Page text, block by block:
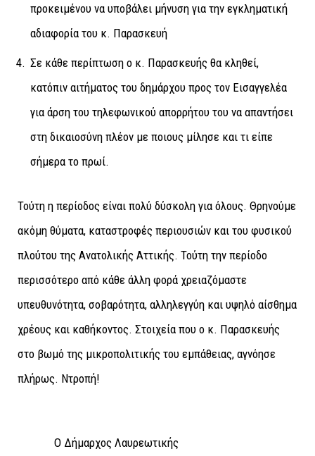
προκειμένου να υποβάλει μήνυση για την εγκληματική
αδιαφορία του κ. Παρασκευή
Σε κάθε περίπτωση ο κ. Παρασκευής θα κληθεί,
κατόπιν αιτήματος του δημάρχου προς τον Εισαγγελέα
για άρση του τηλεφωνικού απορρήτου του να απαντήσει
στη δικαιοσύνη πλέον με ποιους μίλησε και τι είπε
σήμερα το πρωί.
Τούτη η περίοδος είναι πολύ δύσκολη για όλους. Θρηνούμε
ακόμη θύματα, καταστροφές περιουσιών και του φυσικού
πλούτου της Ανατολικής Αττικής. Τούτη την περίοδο
περισσότερο από κάθε άλλη φορά χρειαζόμαστε
υπευθυνότητα, σοβαρότητα, αλληλεγγύη και υψηλό αίσθημα
χρέους και καθήκοντος. Στοιχεία που ο κ. Παρασκευής
στο βωμό της μικροπολιτικής του εμπάθειας, αγνόησε
πλήρως. Ντροπή!
Ο Δήμαρχος Λαυρεωτικής